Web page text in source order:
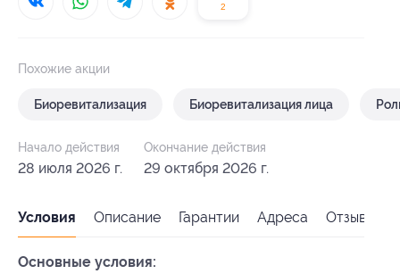
2
Похожие акции
Биоревитализация Биоревитализация лица
Начало действия
28 июля 2026 г.
Окончание действия
29 октября 2026 г.
Условия Описание Гарантии Адреса Отзывы
Основные условия: